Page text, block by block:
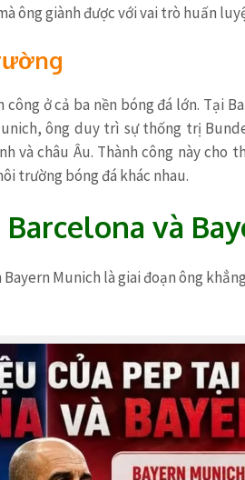
ông giành được với vai trò huấn
ở cả ba nền bóng đá lớn. Tại
ông duy trì sự thống trị
và châu Âu. Thành công này cho
trường bóng đá khác nhau.
và
Munich là giai đoạn ông